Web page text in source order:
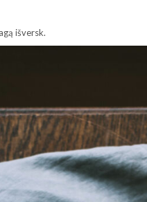
išversk.